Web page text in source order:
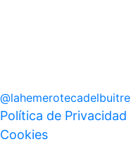
@lahemerotecadelbuitre
Política de Privacidad
Cookies